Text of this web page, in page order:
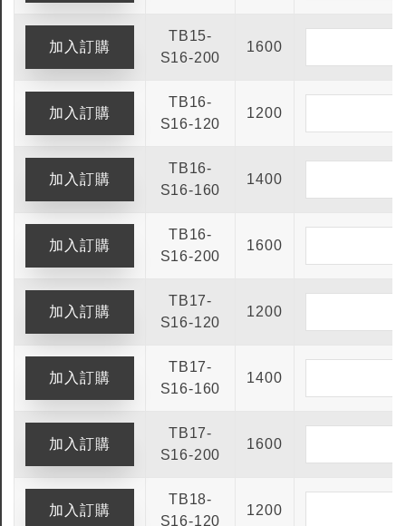
台製WEENIX四刃全鎢鋼銑刀
全鎢鋼銑刀
台製WEENIX加長二
TB15-
S16-200
1600
TB16-
S16-120
1200
TB16-
S16-160
1400
TB16-
S16-200
1600
TB17-
S16-120
1200
TB17-
S16-160
1400
TB17-
S16-200
1600
TB18-
S16-120
1200